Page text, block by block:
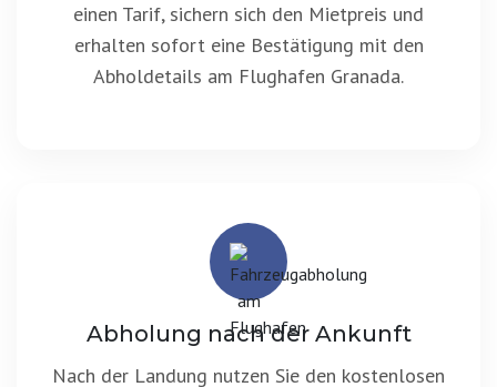
einen Tarif, sichern sich den Mietpreis und
erhalten sofort eine Bestätigung mit den
Abholdetails am Flughafen Granada.
Abholung nach der Ankunft
Nach der Landung nutzen Sie den kostenlosen